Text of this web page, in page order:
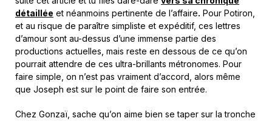
détaillée et néanmoins pertinente de l’affaire. Pour Potiron,
et au risque de paraître simpliste et expéditif, ces lettres
d’amour sont au-dessus d’une immense partie des
productions actuelles, mais reste en dessous de ce qu’on
pourrait attendre de ces ultra-brillants métronomes. Pour
faire simple, on n’est pas vraiment d’accord, alors même
que Joseph est sur le point de faire son entrée.
Chez Gonzaï, sache qu’on aime bien se taper sur la tronche